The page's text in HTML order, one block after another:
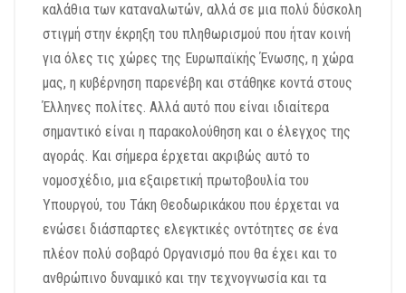
καλάθια των καταναλωτών, αλλά σε μια πολύ δύσκολη
στιγμή στην έκρηξη του πληθωρισμού που ήταν κοινή
για όλες τις χώρες της Ευρωπαϊκής Ένωσης, η χώρα
μας, η κυβέρνηση παρενέβη και στάθηκε κοντά στους
Έλληνες πολίτες. Αλλά αυτό που είναι ιδιαίτερα
σημαντικό είναι η παρακολούθηση και ο έλεγχος της
αγοράς. Και σήμερα έρχεται ακριβώς αυτό το
νομοσχέδιο, μια εξαιρετική πρωτοβουλία του
Υπουργού, του Τάκη Θεοδωρικάκου που έρχεται να
ενώσει διάσπαρτες ελεγκτικές οντότητες σε ένα
πλέον πολύ σοβαρό Οργανισμό που θα έχει και το
ανθρώπινο δυναμικό και την τεχνογνωσία και τα